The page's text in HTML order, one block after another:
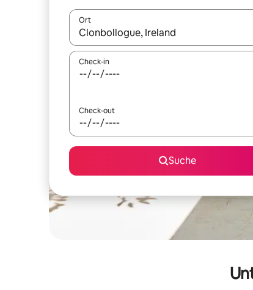
Ort
Wenn Ergebnisse verfügbar sind, navigiere
Check-in
Check-out
Suche